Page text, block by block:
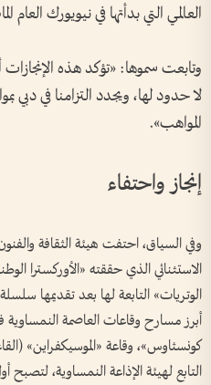
العالمي التي بدأتها في نيويورك العام
وتابعت سموها: «‏تؤكد هذه الإنجازات
لا حدود لها، ويجدد التزامنا في دبي
المواهب».
إنجاز واحتفاء
وفي السياق، احتفت هيئة الثقافة
الاستثنائي الذي حققته «الأوركسترا
الوتريات» التابعة لها بعد تقديمها
أبرز مسارح وقاعات العاصمة النمساوية
كونسثاوس»، وقاعة «الموسيكفراين»
التابع لهيئة الإذاعة النمساوية،